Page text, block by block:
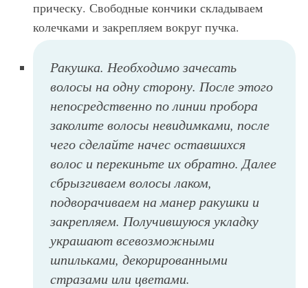
прическу. Свободные кончики складываем
колечками и закрепляем вокруг пучка.
Ракушка. Необходимо зачесать
волосы на одну сторону. После этого
непосредственно по линии пробора
заколите волосы невидимками, после
чего сделайте начес оставшихся
волос и перекиньте их обратно. Далее
сбрызгиваем волосы лаком,
подворачиваем на манер ракушки и
закрепляем. Получившуюся укладку
украшают всевозможными
шпильками, декорированными
стразами или цветами.